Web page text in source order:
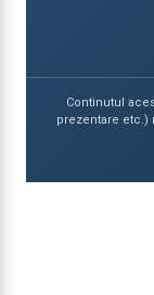
Continutul
prezentare etc.)